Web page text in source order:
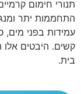
תנורי חימום
עמידות בפני מים,
קשים. היבטים
בית.